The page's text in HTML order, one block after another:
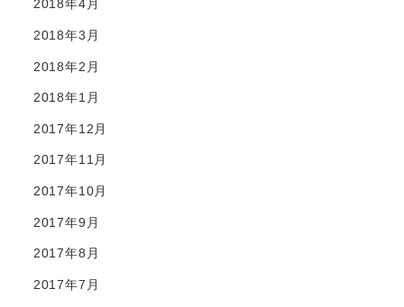
2018年4月
2018年3月
2018年2月
2018年1月
2017年12月
2017年11月
2017年10月
2017年9月
2017年8月
2017年7月